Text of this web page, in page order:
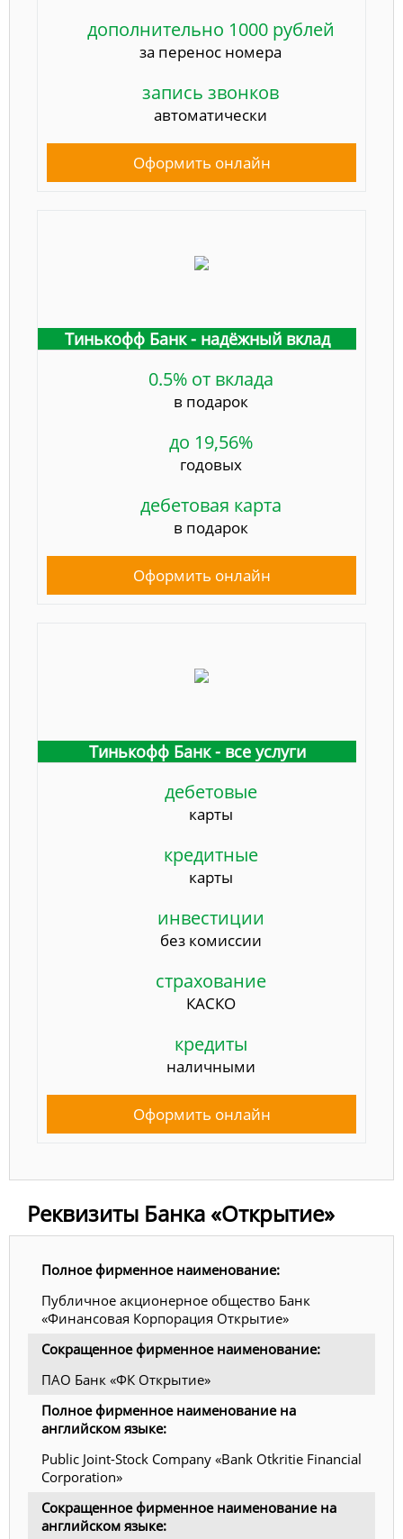
дополнительно 1000 рублей
за перенос номера
запись звонков
автоматически
Оформить онлайн
Тинькофф Банк - надёжный вклад
0.5% от вклада
в подарок
до 19,56%
годовых
дебетовая карта
в подарок
Оформить онлайн
Тинькофф Банк - все услуги
дебетовые
карты
кредитные
карты
инвестиции
без комиссии
страхование
КАСКО
кредиты
наличными
Оформить онлайн
Реквизиты Банка «Открытие»
Полное фирменное наименование:
Публичное акционерное общество Банк
«Финансовая Корпорация Открытие»
Сокращенное фирменное наименование:
ПАО Банк «ФК Открытие»
Полное фирменное наименование на
английском языке:
Public Joint-Stock Company «Bank Otkritie Financial
Corporation»
Сокращенное фирменное наименование на
английском языке: